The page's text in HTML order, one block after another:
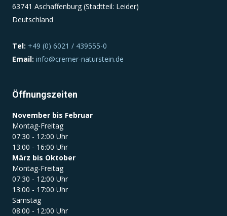
63741 Aschaffenburg (Stadtteil: Leider)
Deutschland
Tel: +49 (0) 6021 / 439555-0
Email: info@cremer-naturstein.de
Öffnungszeiten
November bis Februar
Montag-Freitag
07:30 - 12:00 Uhr
13:00 - 16:00 Uhr
März bis Oktober
Montag-Freitag
07:30 - 12:00 Uhr
13:00 - 17:00 Uhr
Samstag
08:00 - 12:00 Uhr